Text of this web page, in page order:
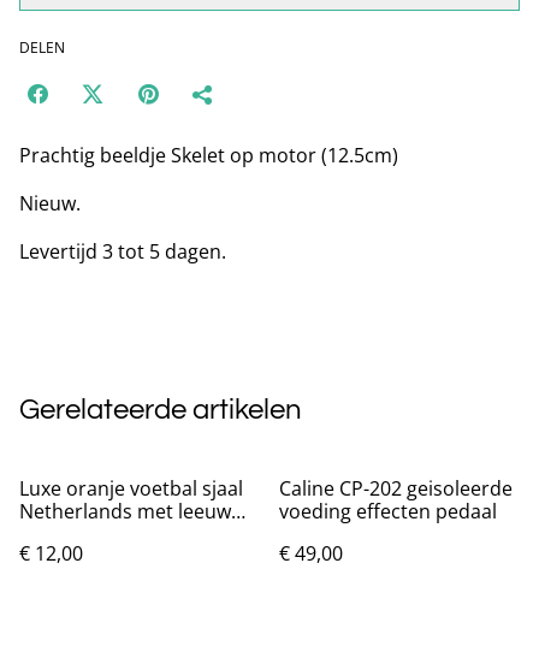
DELEN
Prachtig beeldje Skelet op motor (12.5cm)
Nieuw.
Levertijd 3 tot 5 dagen.
Gerelateerde artikelen
Luxe oranje voetbal sjaal
Netherlands met leeuw
€ 12,00
Caline CP-202 geisoleerde
voeding effecten pedaal
€ 49,00